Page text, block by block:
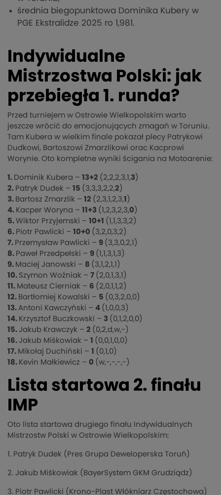
średnia biegopunktowa Dominika Kubery w
PGE Ekstralidze 2025 ro 1,981.
Indywidualne
Mistrzostwa Polski: jak
przebiegła 1. runda?
Przed turniejem w Ostrowie Wielkopolskim warto
jeszcze wrócić do emocjonujących zmagań w Toruniu.
Tam Kubera w wielkim finale pokazał plecy Patrykowi
Dudkowi, Bartoszowi Zmarzlikowi orac Kacprowi
Worynie. Oto kompletne wyniki ścigania na Motoarenie:
1. Dominik Kubera – 13+2 (2,2,2,3,1,3 )
2. Patryk Dudek – 15 (3,3,3,2,2,2 )
3. Bartosz Zmarzlik – 12 (2,3,1,2,3,1 )
4. Kacper Woryna – 11+3 (1,2,3,2,3,0 )
5. Wiktor Przyjemski – 10+1 (1,1,3,3,2)
6. Piotr Pawlicki – 10+0 (3,2,0,3,2)
7. Przemysław Pawlicki – 9 (3,3,0,2,1)
8. Paweł Przedpełski – 9 (1,1,3,1,3)
9. Maciej Janowski – 8 (3,1,2,1,1)
10. Szymon Woźniak – 7 (2,0,1,3,1)
11. Mateusz Cierniak – 6 (2,0,1,1,2)
12. Bartłomiej Kowalski – 5 (0,3,2,0,0)
13. Antoni Kawczyński – 4 (1,0,0,3)
14. Krzysztof Buczkowski – 3 (0,1,2,0,0)
15. Jakub Krawczyk – 2 (0,2,d,w,-)
16. Jakub Miśkowiak – 1 (0,0,1,0,0)
17. Mikołaj Duchiński – 1 (0,1,0)
18. Kevin Małkiewicz – 0 (w,-,-,-,-)
Lista startowa 2. finału
IMP
Oto lista startowa drugiego finału Indywidualnych
Mistrzostw Polski w Ostrowie Wielkopolskim:
1. Patryk Dudek (Pres Grupa Deweloperska Toruń)
2. Jakub Miśkowiak (BayerSystem GKM Grudziądz)
3. Piotr Pawlicki (Krono-Plast Włókniarz Częstochowa)